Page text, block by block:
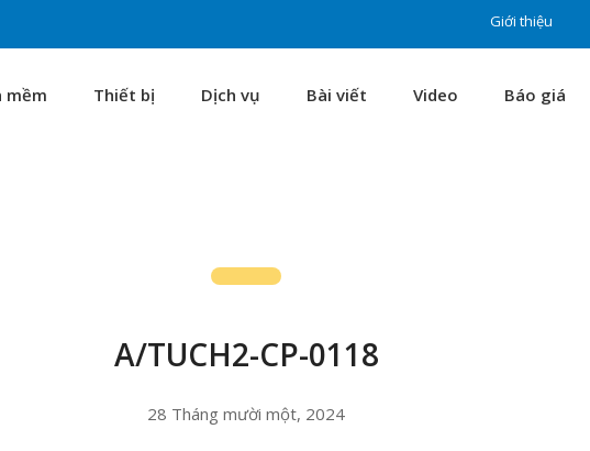
Giới thiệu
mềm Thiết bị Dịch vụ Bài viết Video Báo giá
A/TUCH2-CP-0118
28 Tháng mười một, 2024